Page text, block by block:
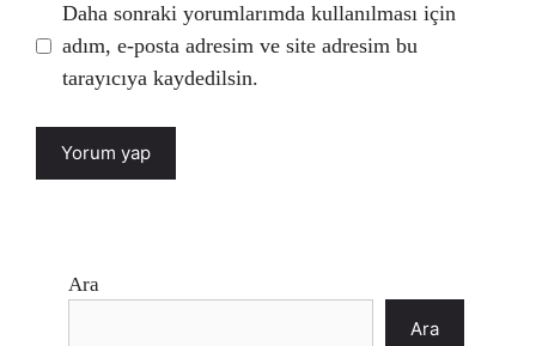
Daha sonraki yorumlarımda kullanılması için
adım, e-posta adresim ve site adresim bu
tarayıcıya kaydedilsin.
Ara
Ara